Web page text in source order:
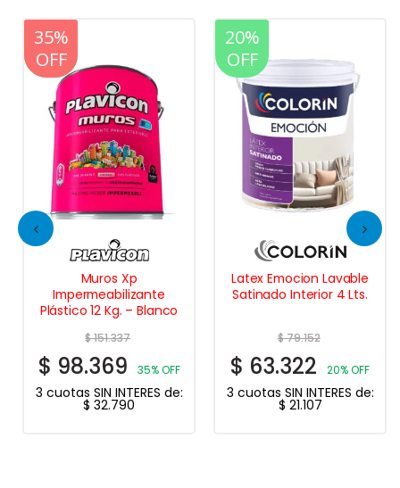
20%
OFF
35%
OFF
Muros Xp
Impermeabilizante
Plástico 12 Kg. – Blanco
$151.337
$ 98.369 35% OFF
3 cuotas SIN INTERES de:
$ 32.790
20%
OFF
Latex Emocion Lavable
Satinado Interior 4 Lts.
$79.152
$ 63.322 20% OFF
3 cuotas SIN INTERES de:
$ 21.107